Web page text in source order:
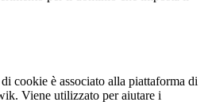
cookie è associato alla piattaforma di
Viene utilizzato per aiutare i